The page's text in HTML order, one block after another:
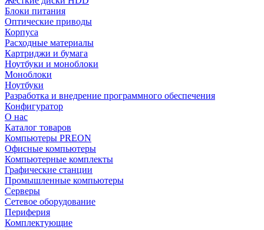
Блоки питания
Оптические приводы
Корпуса
Расходные материалы
Картриджи и бумага
Ноутбуки и моноблоки
Моноблоки
Ноутбуки
Разработка и внедрение программного обеспечения
Конфигуратор
О нас
Каталог товаров
Компьютеры PREON
Офисные компьютеры
Компьютерные комплекты
Графические станции
Промышленные компьютеры
Серверы
Сетевое оборудование
Периферия
Комплектующие